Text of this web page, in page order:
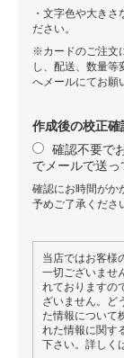
・文字色や大き
ださい。
※カードのご注文
し、配送、数量等
へメールにてお願
作成後の校正確
確認不要で
でメールで送っ
確認にお時間がか
予めご了承くださ
当店ではお客様
一切ございませ
れておりますの
ざいません。ど
た情報について
れた情報に関す
下さい。詳しく